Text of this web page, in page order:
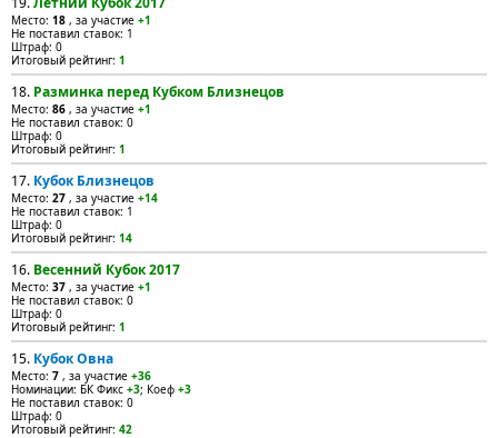
Место: 18 , за участие +1
Не поставил ставок: 1
Штраф: 0
Итоговый рейтинг: 1
18. Разминка перед Кубком Близнецов
Место: 86 , за участие +1
Не поставил ставок: 0
Штраф: 0
Итоговый рейтинг: 1
17. Кубок Близнецов
Место: 27 , за участие +14
Не поставил ставок: 1
Штраф: 0
Итоговый рейтинг: 14
16. Весенний Кубок 2017
Место: 37 , за участие +1
Не поставил ставок: 0
Штраф: 0
Итоговый рейтинг: 1
15. Кубок Овна
Место: 7 , за участие +36
Номинации: БК Фикс +3; Коеф +3
Не поставил ставок: 0
Штраф: 0
Итоговый рейтинг: 42